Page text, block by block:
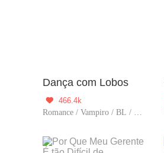
Dança com Lobos

466.4k
Romance / Vampiro / BL / LGBT